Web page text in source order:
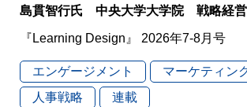
島貫智行氏 中央大学大学院 戦略経営
『Learning Design』 2026年7-8月号
エンゲージメント
マーケティン
人事戦略
連載